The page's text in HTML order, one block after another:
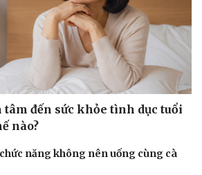
Tin Công nghệ
tâm đến sức khỏe tình dục tuổi
nào?
năng không nên uống cùng cà